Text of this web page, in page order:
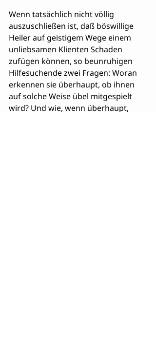
Wenn tatsächlich nicht völlig
auszuschließen ist, daß böswillige
Heiler auf geistigem Wege einem
unliebsamen Klienten Schaden
zufügen können, so beunruhigen
Hilfesuchende zwei Fragen: Woran
erkennen sie überhaupt, ob ihnen
auf solche Weise übel mitgespielt
wird? Und wie, wenn überhaupt,